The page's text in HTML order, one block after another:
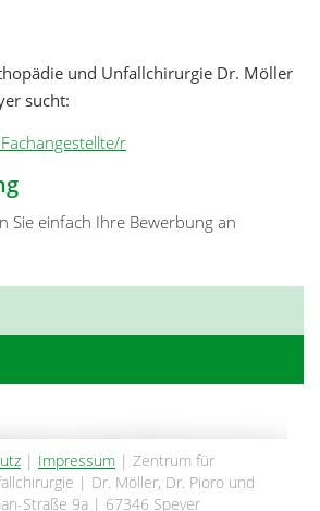
und Unfallchirurgie Dr. Möller
sucht:
r
Sie einfach Ihre Bewerbung an
| Impressum | Zentrum für
| Dr. Möller, Dr. Pioro und
Straße 9a | 67346 Speyer